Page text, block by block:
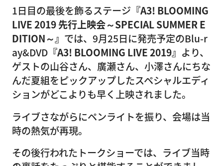
1日目の最後を飾るステージ 『A3! BLOOMING
LIVE 2019 先行上映会～SPECIAL SUMMER E
DITION～』 では、9月25日に発売予定のBlu-r
ay&DVD 『A3! BLOOMING LIVE 2019』 より、
ゲストの山谷さん、廣瀬さん、小澤さんにちな
んだ夏組をピックアップしたスペシャルエディ
ションがどこよりも早く上映されました。
ライブさながらにペンライトを振り、会場は当
時の熱気が再現。
その後行われたトークショーでは、ライブ当時